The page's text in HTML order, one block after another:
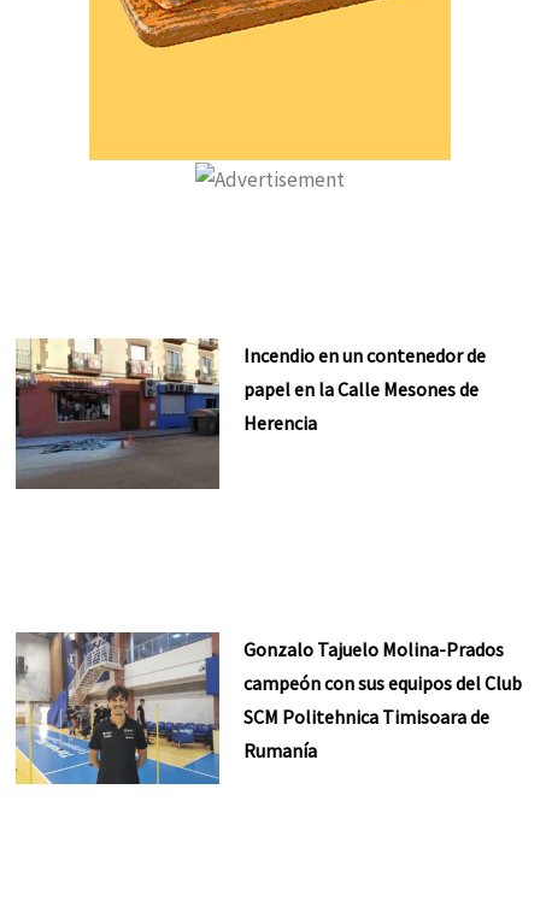
Incendio en un contenedor de
papel en la Calle Mesones de
Herencia
Gonzalo Tajuelo Molina-Prados
campeón con sus equipos del Club
SCM Politehnica Timisoara de
Rumanía